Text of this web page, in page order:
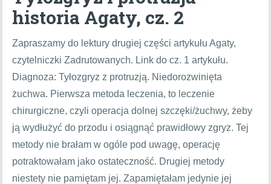
historia Agaty, cz. 2
Zapraszamy do lektury drugiej części artykułu Agaty,
czytelniczki Zadrutowanych. Link do cz. 1 artykułu.
Diagnoza: Tyłozgryz z protruzją. Niedorozwinięta
żuchwa. Pierwsza metoda leczenia, to leczenie
chirurgiczne, czyli operacja dolnej szczęki/żuchwy, żeby
ją wydłużyć do przodu i osiągnąć prawidłowy zgryz. Tej
metody nie brałam w ogóle pod uwagę, operację
potraktowałam jako ostateczność. Drugiej metody
niestety nie pamiętam jej. Zapamiętałam jedynie jej